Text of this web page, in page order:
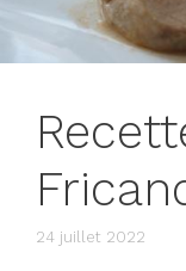
24 juillet 2022